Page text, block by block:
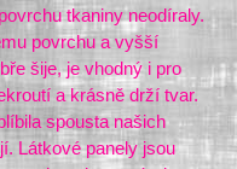
tkaniny neodíraly.
povrchu a vyšší
šije, je vhodný i pro
a krásně drží tvar.
spousta našich
Látkové panely jsou